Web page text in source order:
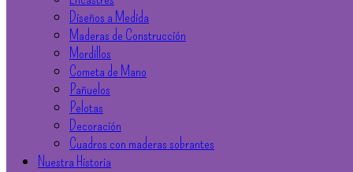
Diseños a Medida
Maderas de Construcción
Mordillos
Cometa de Mano
Pañuelos
Pelotas
Decoración
Cuadros con maderas sobrantes
Nuestra Historia